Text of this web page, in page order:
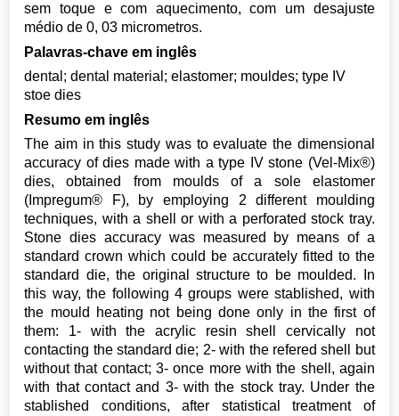
sem toque e com aquecimento, com um desajuste
médio de 0, 03 micrometros.
Palavras-chave em inglês
dental; dental material; elastomer; mouldes; type IV
stoe dies
Resumo em inglês
The aim in this study was to evaluate the dimensional
accuracy of dies made with a type IV stone (Vel-Mix®)
dies, obtained from moulds of a sole elastomer
(Impregum® F), by employing 2 different moulding
techniques, with a shell or with a perforated stock tray.
Stone dies accuracy was measured by means of a
standard crown which could be accurately fitted to the
standard die, the original structure to be moulded. In
this way, the following 4 groups were stablished, with
the mould heating not being done only in the first of
them: 1- with the acrylic resin shell cervically not
contacting the standard die; 2- with the refered shell but
without that contact; 3- once more with the shell, again
with that contact and 3- with the stock tray. Under the
stablished conditions, after statistical treatment of